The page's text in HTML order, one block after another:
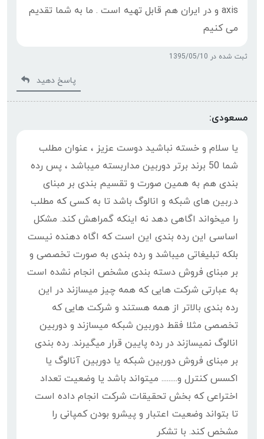
axis و در ایران هم قابل تهیه است . ما به شما تقدیم
می کنیم
ثبت شده در 1395/05/10
پاسخ دهید
مسعودی:
یا سلام و خسته نباشید دوست عزیز ، عنوان مطلب
شما 50 برند برتر دوربین مداربسته میباشد ، پس رده
بندی هم به همین صورت و تقسیم بندی بر مبنای
د.ربین های شبکه و انالوگ باشد تا به کسی که مطلب
را میخواند اگاهی دهد نه اینکه گمراهش کند. مشکل
اساسی این رده بندی این است که اگاه دهنده نیست
بلکه تبلیغاتی میباشد و رده بندی به صورت تخصصی و
بر مبنای فروش دسته بندی مشخص انجام نشده است
به عبارتی شرکت هایی که همه چیز میسازند در این
رده بندی بالاتر از همه هستند و شرکت هایی که
تخصصی مثلا فقط دوربین شبکه میسازند و دوربین
انالوگ نمیسازند در رده پایین قرار میگیرند. رده بندی
بر مبنای فروش دوربین شبکه یا دوربین آنالوگ یا
اکسس کنترل و......... میتواند باشد یا وضعیت تعداد
اختراعی که بخش تحقیقات شرکت انجام داده است
تا بتواند وضعیت اعتبار و پیشرو بودن کمپانی را
مشخص کند. با تشکر